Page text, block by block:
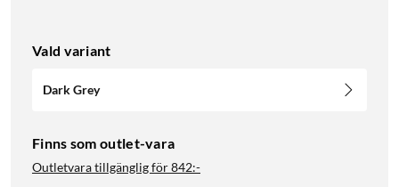
Vald variant
Dark Grey
Finns som outlet-vara
Outletvara tillgänglig för842:-